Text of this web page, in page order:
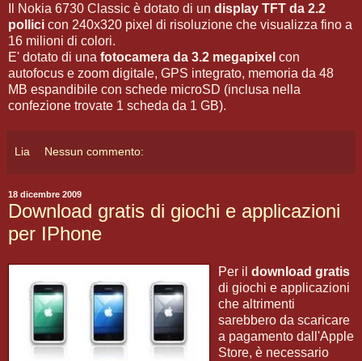
Il Nokia 6730 Classic è dotato di un display TFT da 2.2
pollici con 240x320 pixel di risoluzione che visualizza fino a
16 milioni di colori.
E' dotato di una fotocamera da 3.2 megapixel con
autofocus e zoom digitale, GPS integrato, memoria da 48
MB espandibile con schede microSD (inclusa nella
confezione trovate 1 scheda da 1 GB).
Lia Nessun commento:
18 dicembre 2009
Download gratis di giochi e applicazioni
per IPhone
Per il download gratis
di giochi e applicazioni
che altrimenti
sarebbero da scaricare
a pagamento dall'Apple
Store, è necessario